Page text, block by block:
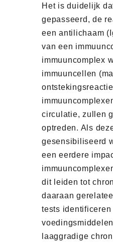
Het is duidelijk
gepasseerd, de
een antilichaam
van een
immuuncomplex
immuuncellen
circulatie, zullen
optreden. Als
gesensibiliseerd
een eerdere
dit leiden tot
daaraan
tests
laaggradige